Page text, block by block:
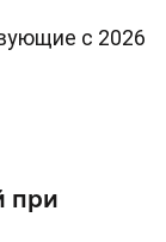
с 2026
при